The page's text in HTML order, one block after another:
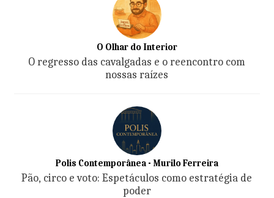
O Olhar do Interior
O regresso das cavalgadas e o reencontro com
nossas raízes
Polis Contemporânea - Murilo Ferreira
Pão, circo e voto: Espetáculos como estratégia de
poder